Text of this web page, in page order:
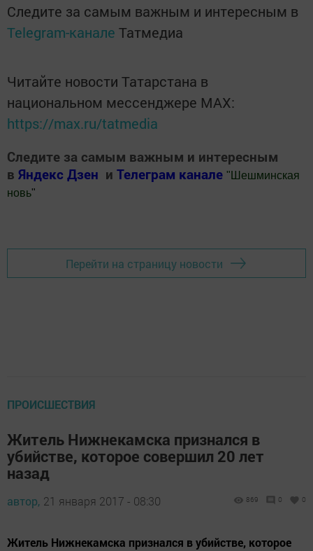
Следите за самым важным и интересным в
Telegram-канале Татмедиа
Читайте новости Татарстана в
национальном мессенджере MАХ:
https://max.ru/tatmedia
Следите за самым важным и интересным
в Яндекс Дзен и Телеграм канале " Шешминская
новь"
Перейти на страницу новости
ПРОИСШЕСТВИЯ
Житель Нижнекамска признался в
убийстве, которое совершил 20 лет
назад
автор, 21 января 2017 - 08:30 869 0 0
Житель Нижнекамска признался в убийстве, которое